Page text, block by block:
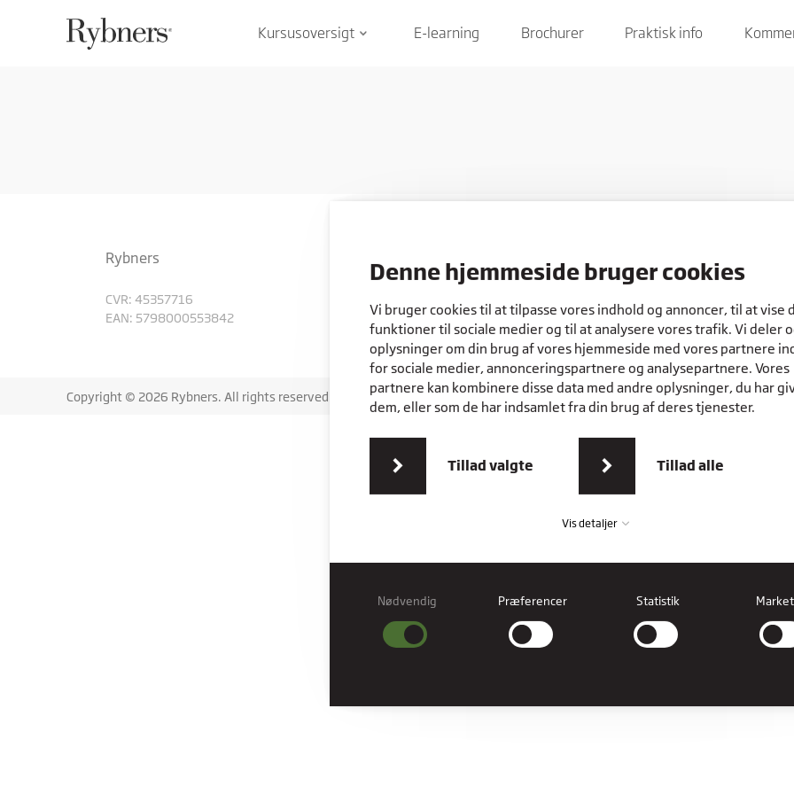
Denne hjemmeside bruger cookies
Vi bruger cookies til at tilpasse vores indhold og annoncer, til at vise
funktioner til sociale medier og til at analysere vores trafik. Vi deler
oplysninger om din brug af vores hjemmeside med vores partnere
for sociale medier, annonceringspartnere og analysepartnere. Vores
partnere kan kombinere disse data med andre oplysninger, du har
dem, eller som de har indsamlet fra din brug af deres tjenester.
Tillad valgte Tillad alle
Vis detaljer
Nødvendig
Nødvendige cookies hjælper med at gøre en hjemmeside brugbar ved at aktivere
grundlæggende funktioner såsom side-navigation og adgang til sikre områder af
Præferencer
Nødvendig Præferencer Statistik
Kursusoversigt keyboard_arrow_down E-learning Brochurer Praktisk info
Rybners
CVR: 45357716
EAN: 5798000553842
Copyright © 2026 Rybners. All rights reserved.